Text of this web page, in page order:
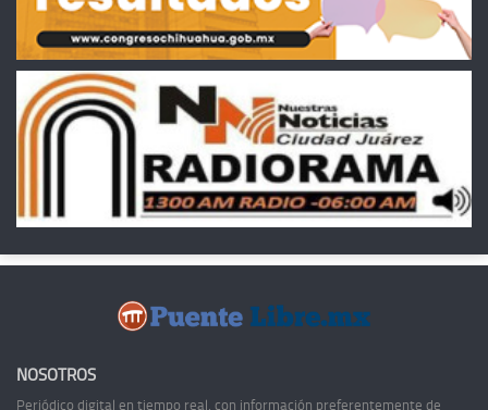
NOSOTROS
Periódico digital en tiempo real, con información preferentemente de